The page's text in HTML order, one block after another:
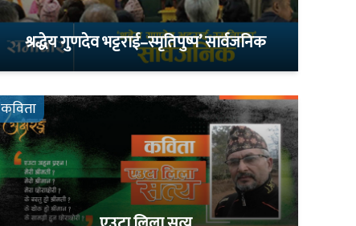
श्रद्धेय गुणदेव भट्टराई–स्मृतिपुष्प’ सार्वजनिक
कविता